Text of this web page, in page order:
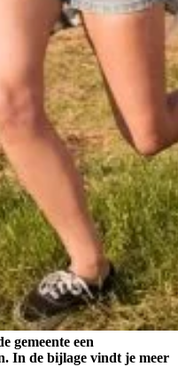
gemeente een
In de bijlage vindt je meer